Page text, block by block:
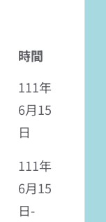
時間
111年
6月15
日
111年
6月15
日-